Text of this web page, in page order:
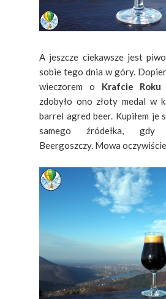
A jeszcze ciekawsze jest
sobie tego dnia w góry.
wieczorem o Krafcie Roku
zdobyło ono złoty medal w
barrel agred beer. Kupiłem je
samego źródełka, gdy
Beergoszczy. Mowa